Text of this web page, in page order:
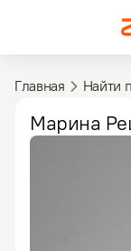
Главная Найти
Марина